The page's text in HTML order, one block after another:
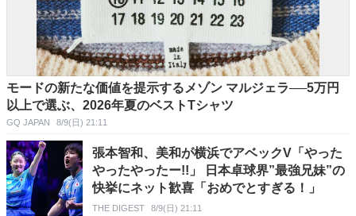
モードの新たな価値を提示するメゾン マルジェラ──5万円
以上で選ぶ、2026年夏のベストTシャツ
GQ JAPAN 8/9(日) 21:11
張本智和、美和が横浜でアベックV「やった
やったやったー!!」 日本卓球界”最強兄妹”の
快挙にネット歓喜「おめでとすぎる！」
THE DIGEST 8/9(日) 21:11